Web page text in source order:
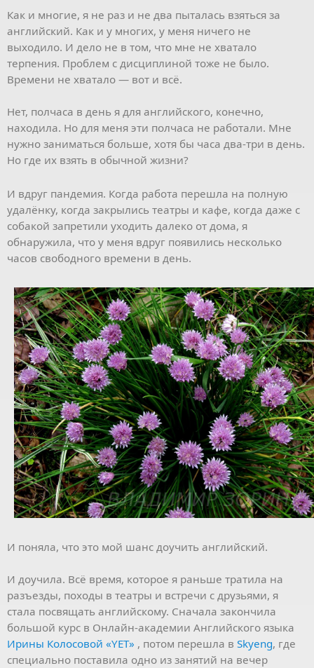
Как и многие, я не раз и не два пыталась взяться за
английский. Как и у многих, у меня ничего не
выходило. И дело не в том, что мне не хватало
терпения. Проблем с дисциплиной тоже не было.
Времени не хватало — вот и всё.
Нет, полчаса в день я для английского, конечно,
находила. Но для меня эти полчаса не работали. Мне
нужно заниматься больше, хотя бы часа два-три в день.
Но где их взять в обычной жизни?
И вдруг пандемия. Когда работа перешла на полную
удалёнку, когда закрылись театры и кафе, когда даже с
собакой запретили уходить далеко от дома, я
обнаружила, что у меня вдруг появились несколько
часов свободного времени в день.
И поняла, что это мой шанс доучить английский.
И доучила. Всё время, которое я раньше тратила на
разъезды, походы в театры и встречи с друзьями, я
стала посвящать английскому. Сначала закончила
большой курс в Онлайн-академии Английского языка
Ирины Колосовой «YET» , потом перешла в Skyeng, где
специально поставила одно из занятий на вечер